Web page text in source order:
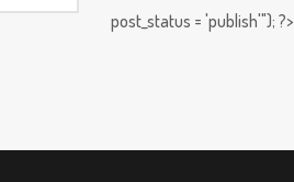
post_status = 'publish'"); ?>